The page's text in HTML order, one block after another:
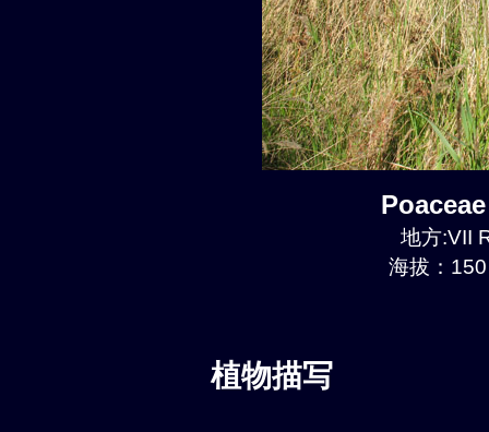
地方:VII
海拔：
植物描写